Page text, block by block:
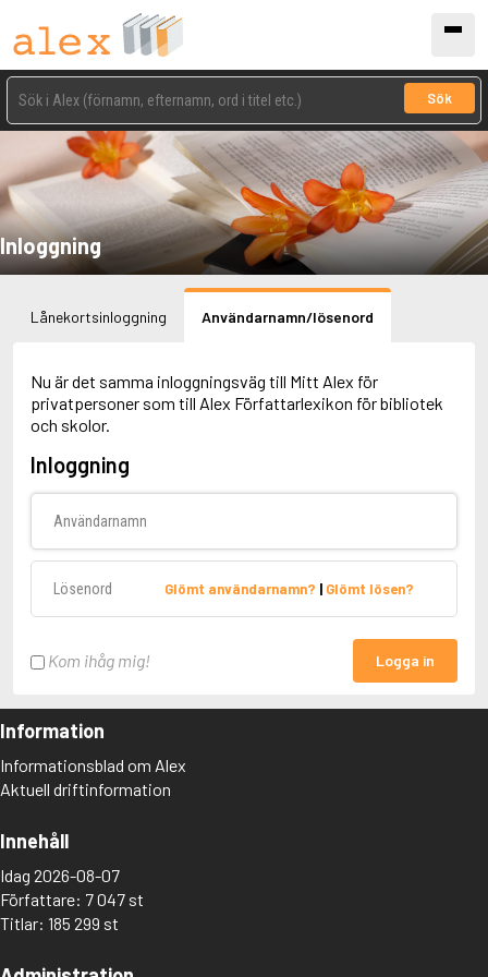
Sök
Inloggning
Lånekortsinloggning Användarnamn/lösenord
Nu är det samma inloggningsväg till Mitt Alex för
privatpersoner som till Alex Författarlexikon för bibliotek
och skolor.
Inloggning
Glömt användarnamn? | Glömt lösen?
Kom ihåg mig! Logga in
Information
Informationsblad om Alex
Aktuell driftinformation
Innehåll
Idag 2026-08-07
Författare: 7 047 st
Titlar: 185 299 st